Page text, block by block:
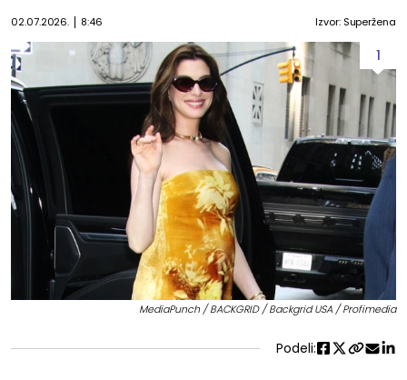
02.07.2026. 8:46 Izvor: Superžena
1
MediaPunch / BACKGRID / Backgrid USA / Profimedia
Podeli: